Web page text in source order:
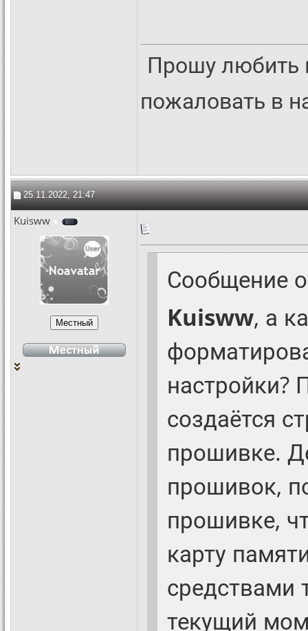
Прошу
пожаловать в
25.11.2022, 21:47
Kuisww
Сообщение
Kuisww, а
настройки?
создаётся
прошивке.
прошивок,
прошивке,
карту
средствами
текущий